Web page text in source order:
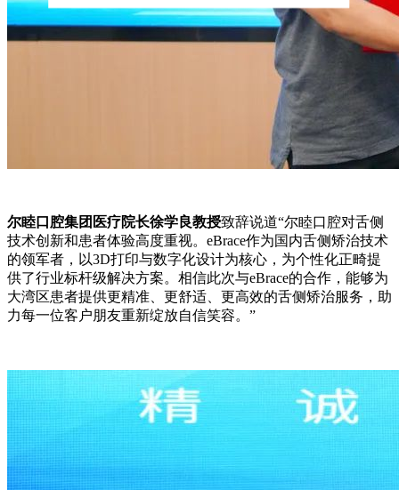
尔睦口腔集团医疗院长徐学良教授致辞说道“尔睦口腔对舌侧
技术创新和患者体验高度重视。eBrace作为国内舌侧矫治技术
的领军者，以3D打印与数字化设计为核心，为个性化正畸提
供了行业标杆级解决方案。相信此次与eBrace的合作，能够为
大湾区患者提供更精准、更舒适、更高效的舌侧矫治服务，助
力每一位客户朋友重新绽放自信笑容。”